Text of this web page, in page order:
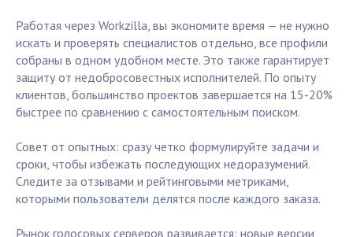
Работая через Workzilla, вы экономите время — не нужно
искать и проверять специалистов отдельно, все профили
собраны в одном удобном месте. Это также гарантирует
защиту от недобросовестных исполнителей. По опыту
клиентов, большинство проектов завершается на 15-20%
быстрее по сравнению с самостоятельным поиском.
Совет от опытных: сразу четко формулируйте задачи и
сроки, чтобы избежать последующих недоразумений.
Следите за отзывами и рейтинговыми метриками,
которыми пользователи делятся после каждого заказа.
Рынок голосовых серверов развивается: новые версии